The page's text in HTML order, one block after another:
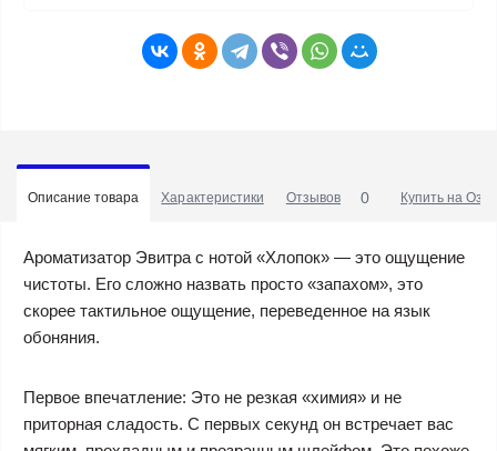
Описание товара Характеристики Отзывов 0 Купить на
Ароматизатор Эвитра с нотой «Хлопок» — это ощущение
чистоты. Его сложно назвать просто «запахом», это
скорее тактильное ощущение, переведенное на язык
обоняния.
Первое впечатление: Это не резкая «химия» и не
приторная сладость. С первых секунд он встречает вас